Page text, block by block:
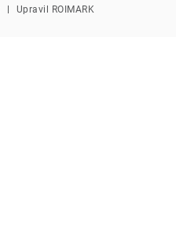
Upravil ROIMARK